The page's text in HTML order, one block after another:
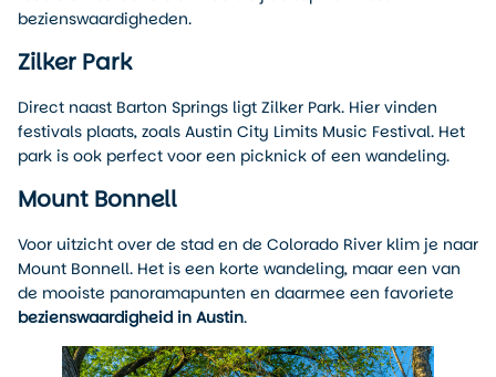
bezienswaardigheden.
Zilker Park
Direct naast Barton Springs ligt Zilker Park. Hier vinden
festivals plaats, zoals Austin City Limits Music Festival. Het
park is ook perfect voor een picknick of een wandeling.
Mount Bonnell
Voor uitzicht over de stad en de Colorado River klim je naar
Mount Bonnell. Het is een korte wandeling, maar een van
de mooiste panoramapunten en daarmee een favoriete
bezienswaardigheid in Austin.